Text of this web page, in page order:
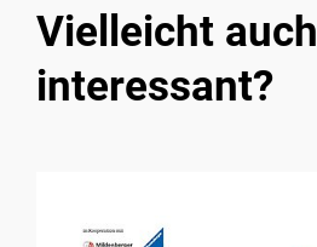
Vielleicht auch
interessant?